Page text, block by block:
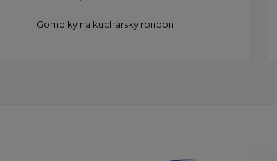
Gombíky na kuchársky rondon